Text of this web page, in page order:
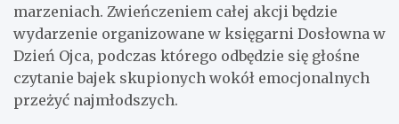
marzeniach. Zwieńczeniem całej akcji będzie
wydarzenie organizowane w księgarni Dosłowna w
Dzień Ojca, podczas którego odbędzie się głośne
czytanie bajek skupionych wokół emocjonalnych
przeżyć najmłodszych.